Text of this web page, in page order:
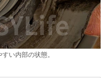
い内部の状態。